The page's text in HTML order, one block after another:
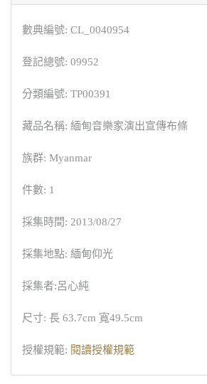
數典編號: CL_0040954
登記總號: 09952
分類編號: TP00391
藏品名稱: 緬甸音樂家演出宣傳布條
族群: Myanmar
件數: 1
採集時間: 2013/08/27
採集地點: 緬甸仰光
採集者:呂心純
尺寸: 長 63.7cm 寬49.5cm
授權規範: 閱讀授權規範